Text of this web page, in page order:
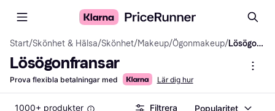
Start/Skönhet & Hälsa/Skönhet/Makeup/Ögonmakeup/ Lösögonfransar
Lösögonfransar
Prova flexibla betalningar med Lär dig hur
1000+ produkter Filtrera Popularitet